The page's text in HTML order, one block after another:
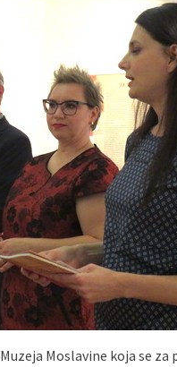
Moslavine koja se